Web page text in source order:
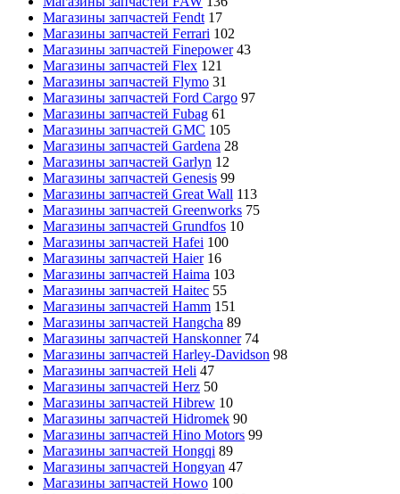
Магазины запчастей Fendt 17
Магазины запчастей Ferrari 102
Магазины запчастей Finepower 43
Магазины запчастей Flex 121
Магазины запчастей Flymo 31
Магазины запчастей Ford Cargo 97
Магазины запчастей Fubag 61
Магазины запчастей GMC 105
Магазины запчастей Gardena 28
Магазины запчастей Garlyn 12
Магазины запчастей Genesis 99
Магазины запчастей Great Wall 113
Магазины запчастей Greenworks 75
Магазины запчастей Grundfos 10
Магазины запчастей Hafei 100
Магазины запчастей Haier 16
Магазины запчастей Haima 103
Магазины запчастей Haitec 55
Магазины запчастей Hamm 151
Магазины запчастей Hangcha 89
Магазины запчастей Hanskonner 74
Магазины запчастей Harley-Davidson 98
Магазины запчастей Heli 47
Магазины запчастей Herz 50
Магазины запчастей Hibrew 10
Магазины запчастей Hidromek 90
Магазины запчастей Hino Motors 99
Магазины запчастей Hongqi 89
Магазины запчастей Hongyan 47
Магазины запчастей Howo 100